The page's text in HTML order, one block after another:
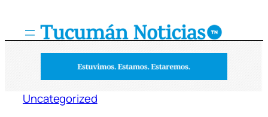
Uncategorized